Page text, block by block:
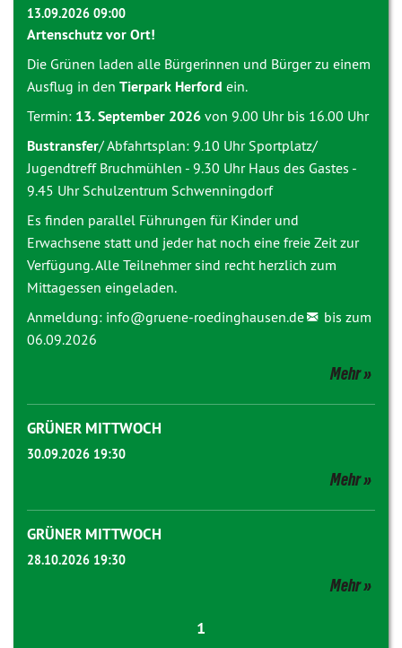
13.09.2026 09:00
Artenschutz vor Ort!
Die Grünen laden alle Bürgerinnen und Bürger zu einem
Ausflug in den Tierpark Herford ein.
Termin: 13. September 2026 von 9.00 Uhr bis 16.00 Uhr
Bustransfer/ Abfahrtsplan: 9.10 Uhr Sportplatz/
Jugendtreff Bruchmühlen - 9.30 Uhr Haus des Gastes -
9.45 Uhr Schulzentrum Schwenningdorf
Es finden parallel Führungen für Kinder und
Erwachsene statt und jeder hat noch eine freie Zeit zur
Verfügung. Alle Teilnehmer sind recht herzlich zum
Mittagessen eingeladen.
Anmeldung: info@gruene-roedinghausen.de
bis zum
06.09.2026
Mehr
GRÜNER MITTWOCH
30.09.2026 19:30
Mehr
GRÜNER MITTWOCH
28.10.2026 19:30
Mehr
1